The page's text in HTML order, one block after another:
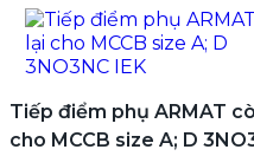
Tiếp điểm phụ ARMAT
cho MCCB size A; D